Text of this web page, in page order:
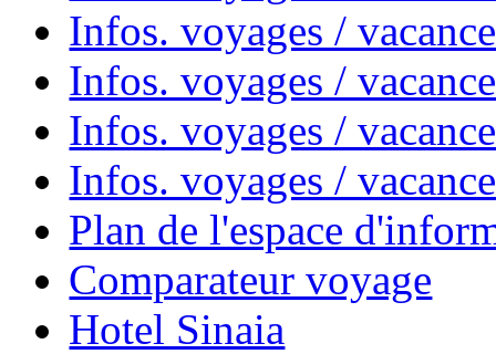
Infos. voyages /
Infos. voyages /
Infos. voyages /
Infos. voyages /
Plan de l'espace
Comparateur voyage
Hotel Sinaia